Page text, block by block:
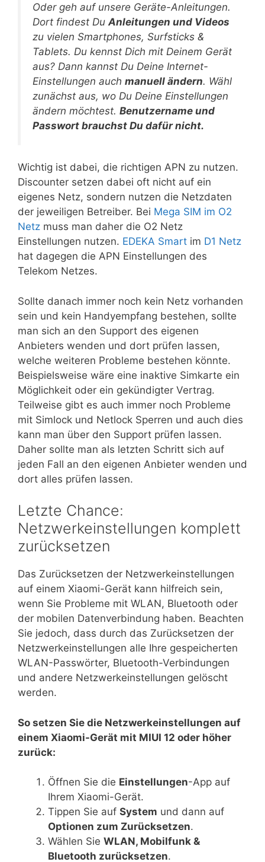
Oder geh auf unsere Geräte-Anleitungen.
Dort findest Du Anleitungen und Videos
zu vielen Smartphones, Surfsticks &
Tablets. Du kennst Dich mit Deinem Gerät
aus? Dann kannst Du Deine Internet-
Einstellungen auch manuell ändern. Wähl
zunächst aus, wo Du Deine Einstellungen
ändern möchtest. Benutzername und
Passwort brauchst Du dafür nicht.
Wichtig ist dabei, die richtigen APN zu nutzen.
Discounter setzen dabei oft nicht auf ein
eigenes Netz, sondern nutzen die Netzdaten
der jeweiligen Betreiber. Bei Mega SIM im O2
Netz muss man daher die O2 Netz
Einstellungen nutzen. EDEKA Smart im D1 Netz
hat dagegen die APN Einstellungen des
Telekom Netzes.
Sollte danach immer noch kein Netz vorhanden
sein und kein Handyempfang bestehen, sollte
man sich an den Support des eigenen
Anbieters wenden und dort prüfen lassen,
welche weiteren Probleme bestehen könnte.
Beispielsweise wäre eine inaktive Simkarte ein
Möglichkeit oder ein gekündigter Vertrag.
Teilweise gibt es auch immer noch Probleme
mit Simlock und Netlock Sperren und auch dies
kann man über den Support prüfen lassen.
Daher sollte man als letzten Schritt sich auf
jeden Fall an den eigenen Anbieter wenden und
dort alles prüfen lassen.
Letzte Chance:
Netzwerkeinstellungen komplett
zurücksetzen
Das Zurücksetzen der Netzwerkeinstellungen
auf einem Xiaomi-Gerät kann hilfreich sein,
wenn Sie Probleme mit WLAN, Bluetooth oder
der mobilen Datenverbindung haben. Beachten
Sie jedoch, dass durch das Zurücksetzen der
Netzwerkeinstellungen alle Ihre gespeicherten
WLAN-Passwörter, Bluetooth-Verbindungen
und andere Netzwerkeinstellungen gelöscht
werden.
So setzen Sie die Netzwerkeinstellungen auf
einem Xiaomi-Gerät mit MIUI 12 oder höher
zurück:
Öffnen Sie die Einstellungen-App auf
Ihrem Xiaomi-Gerät.
Tippen Sie auf System und dann auf
Optionen zum Zurücksetzen.
Wählen Sie WLAN, Mobilfunk &
Bluetooth zurücksetzen.